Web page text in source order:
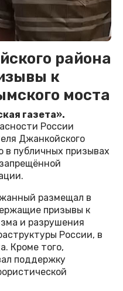
района
к
моста
газета».
России
Джанкойского
в публичных призывах
размещал в
призывы к
и разрушения
России, в
Кроме того,
поддержку